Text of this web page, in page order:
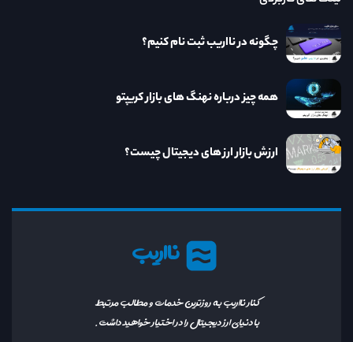
نااریب
کنار نااریب به روزترین خدمات و مطالب مرتبط
با دنیای ارز دیجیتال را در اختیار خواهید داشت.
چگونه در نااریب ثبت نام کنیم؟
همه چیز درباره نهنگ های بازار کریپتو
ارزش بازار ارز های دیجیتال چیست؟